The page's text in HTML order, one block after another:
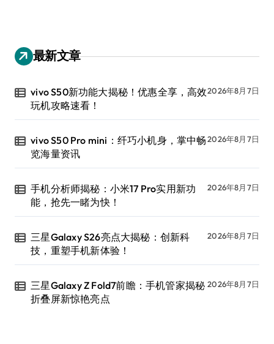
最新文章
vivo S50新功能大揭秘！优惠全享，高效
玩机攻略速看！
2026年8月7日
vivo S50 Pro mini：纤巧小机身，掌中畅
览海量资讯
2026年8月7日
手机分析师揭秘：小米17 Pro实用新功
能，抢先一睹为快！
2026年8月7日
三星Galaxy S26亮点大揭秘：创新科
技，重塑手机新体验！
2026年8月7日
三星Galaxy Z Fold7前瞻：手机管家揭秘
折叠屏新惊艳亮点
2026年8月7日